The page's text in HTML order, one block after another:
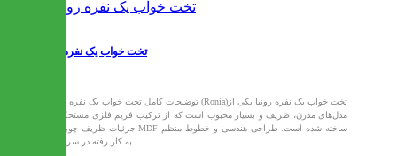
تخت خواب یک نفره رونیا
توضیحات کامل تخت خواب یک نفره رونیا (Ronia)تخت خواب یک نفره رونیا یکی از
مدل‌های مدرن، ظریف و بسیار محبوب است که از ترکیب فریم فلزی مستحکم و
جزئیات ظریف چوبی یا MDF ساخته شده است. طراحی هندسی و خطوط منظم
به کار رفته در سرتخت...